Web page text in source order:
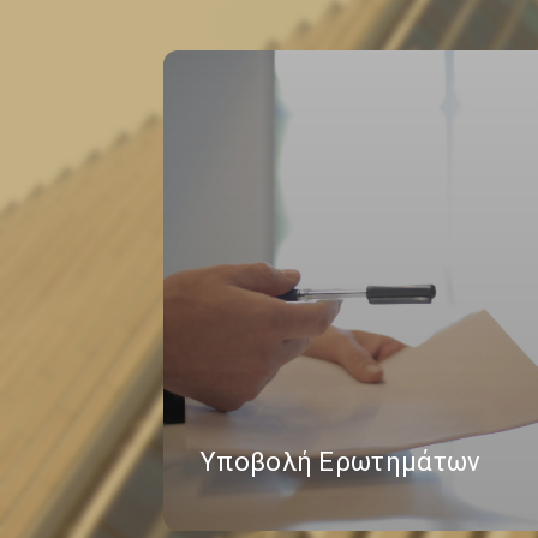
Υποβολή Ερωτημάτων